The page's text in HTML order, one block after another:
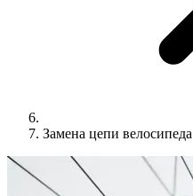
Замена цепи велосипеда